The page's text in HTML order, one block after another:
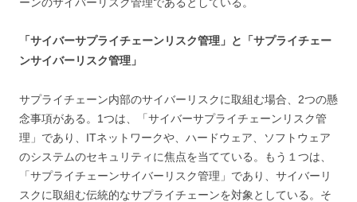
「サイバーサプライチェーンリスク管理」と「サプライチェー
ンサイバーリスク管理」
サプライチェーン内部のサイバーリスクに取組む場合、2つの懸
念事項がある。1つは、「サイバーサプライチェーンリスク管
理」であり、ITネットワークや、ハードウェア、ソフトウェア
のシステムのセキュリティに焦点を当てている。もう１つは、
「サプライチェーンサイバーリスク管理」であり、サイバーリ
スクに取組む伝統的なサプライチェーンを対象としている。そ